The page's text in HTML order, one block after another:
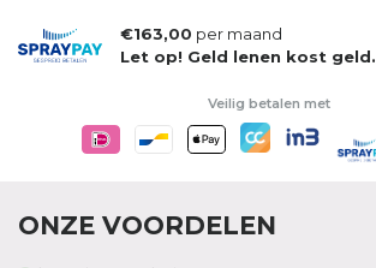
€163,00 per maand
Let op! Geld lenen kost geld.
Veilig betalen met
ONZE VOORDELEN